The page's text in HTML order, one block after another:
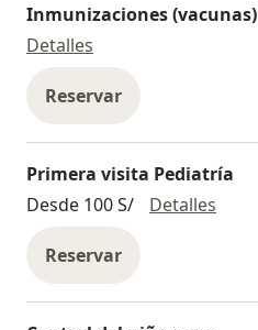
Inmunizaciones (vacunas)
Detalles
Reservar
Primera visita Pediatría
Desde 100 S/
Detalles
Reservar